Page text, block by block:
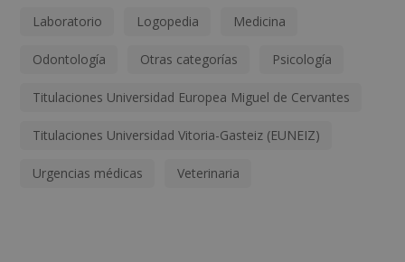
Laboratorio Logopedia Medicina
Odontología Otras categorías Psicología
Titulaciones Universidad Europea Miguel de Cervantes
Titulaciones Universidad Vitoria-Gasteiz (EUNEIZ)
Urgencias médicas Veterinaria